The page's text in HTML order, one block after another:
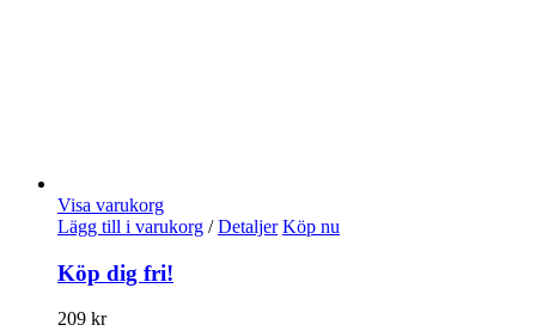
Visa varukorg
Lägg till i varukorg / Detaljer Köp nu
Köp dig fri!
209 kr